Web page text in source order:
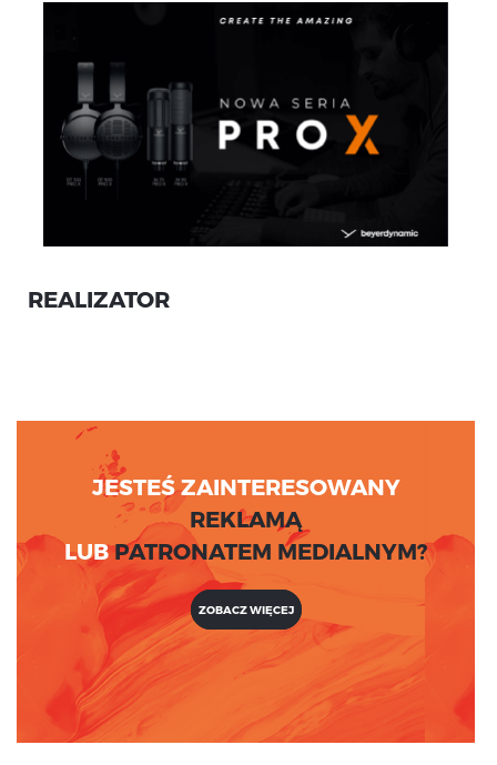
REALIZATOR
JESTEŚ ZAINTERESOWANY
REKLAMĄ
LUBPATRONATEM MEDIALNYM?
ZOBACZ WIĘCEJ